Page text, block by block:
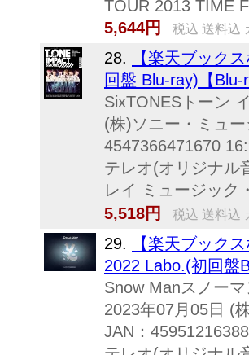
TOUR 2013 TIME
5,644円
税込 送料込
28.
【楽天ブック
回盤 Blu-ray)【
SixTONESトーン
(株)ソニー・ミュ
4547366471670
テレオ(オリジナル
レイ ミュージック
5,518円
税込 送料込
29.
【楽天ブック
2022 Labo.(初回盤
Snow Manスノー
2023年07月05日 (
JAN：